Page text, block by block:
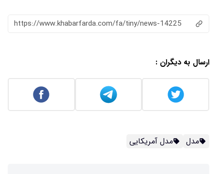
https://www.khabarfarda.com/fa/tiny/news-14225
ارسال به دیگران :
مدل مدل آمریکایی